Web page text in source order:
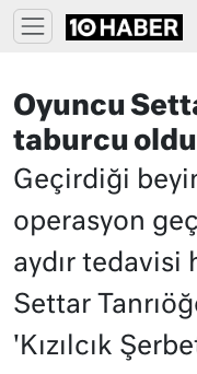
Oyuncu
taburcu oldu
Geçirdiği
operasyon
aydır tedavisi
Settar
'Kızılcık